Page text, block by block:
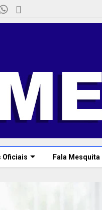
Oficiais Fala Mesquita